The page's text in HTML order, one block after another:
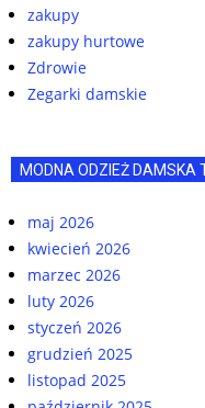
zakupy
zakupy hurtowe
Zdrowie
Zegarki damskie
MODNA ODZIEŻ DAMSKA
maj 2026
kwiecień 2026
marzec 2026
luty 2026
styczeń 2026
grudzień 2025
listopad 2025